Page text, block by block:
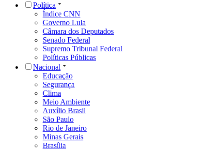
Política
Índice CNN
Governo Lula
Câmara dos Deputados
Senado Federal
Supremo Tribunal Federal
Políticas Públicas
Nacional
Educação
Segurança
Clima
Meio Ambiente
Auxílio Brasil
São Paulo
Rio de Janeiro
Minas Gerais
Brasília